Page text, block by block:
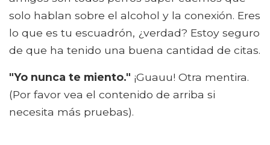
solo hablan sobre el alcohol y la conexión. Eres
lo que es tu escuadrón, ¿verdad? Estoy seguro
de que ha tenido una buena cantidad de citas.
"Yo nunca te miento." ¡Guauu! Otra mentira.
(Por favor vea el contenido de arriba si
necesita más pruebas).